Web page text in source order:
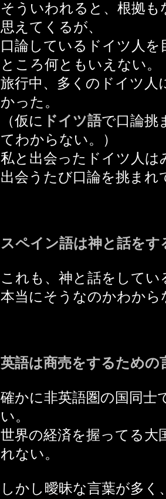
そういわれると、根拠
思えてくるが、
口論しているドイツ人
ところ何ともいえない。
旅行中、多くのドイツ人
かった。
（仮に ドイツ語で口論挑
てわからない。）
私と出会ったドイツ人
出会うたび口論を挑ま
スペイン語は神と話をす
これも、神と話をして
本当にそうなのかわから
英語は商売をするための
確かに非英語圏の国同士
い。
世界の経済を握ってる大
れない。
しかし曖昧な言葉が多